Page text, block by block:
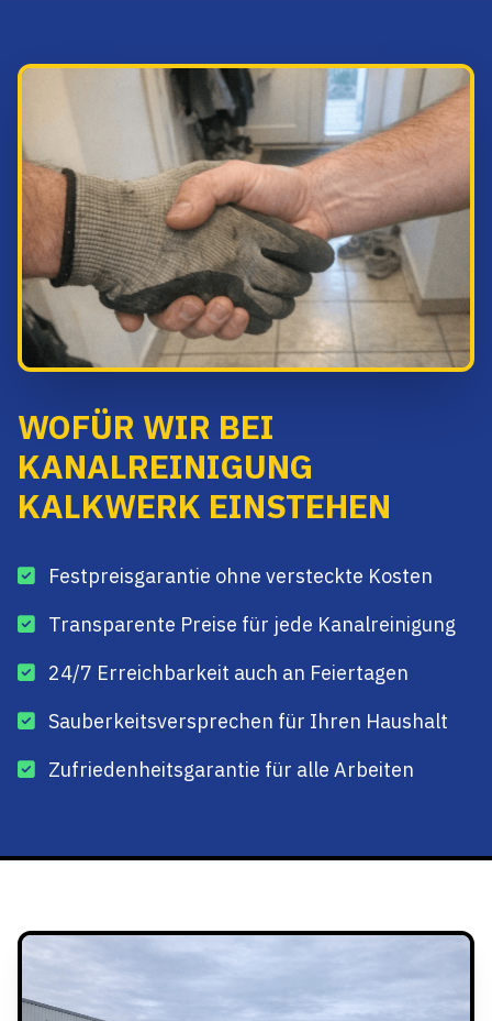
WOFÜR WIR BEI
KANALREINIGUNG
KALKWERK EINSTEHEN
Festpreisgarantie ohne versteckte Kosten
Transparente Preise für jede Kanalreinigung
24/7 Erreichbarkeit auch an Feiertagen
Sauberkeitsversprechen für Ihren Haushalt
Zufriedenheitsgarantie für alle Arbeiten